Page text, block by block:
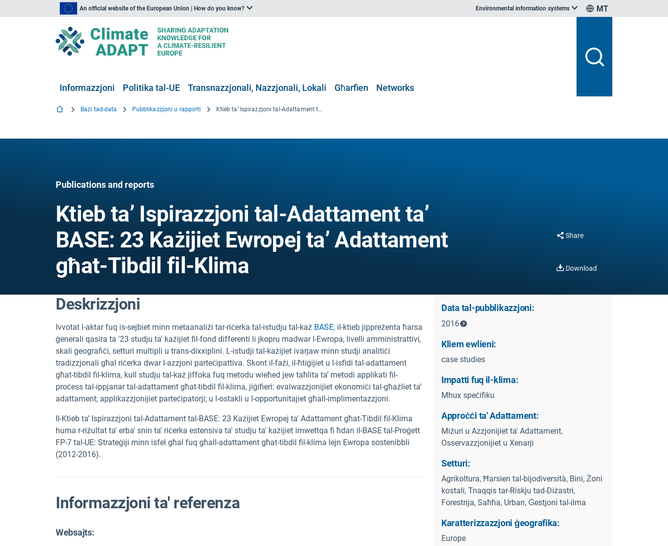
An official website of the European Union | How do you know? Environmental information systems MT
Informazzjoni Politika tal-UE Transnazzjonali, Nazzjonali, Lokali Għarfien Networks
Bażi tad-data Pubblikazzjoni u rapporti Ktieb ta’ Ispirazzjoni tal-Adattament ta’ BASE: 23 Każijiet Ewropej ta’ Adattament għat-Tibdil fil-Klima
Publications and reports
Ktieb ta’ Ispirazzjoni tal-Adattament ta’
BASE: 23 Każijiet Ewropej ta’ Adattament
għat-Tibdil fil-Klima
Share
Download
Deskrizzjoni
Ivvotat l-aktar fuq is-sejbiet minn metaanaliżi tar-riċerka tal-istudju tal-każ BASE, il-ktieb jippreżenta ħarsa
ġenerali qasira ta '23 studju ta' każijiet fil-fond differenti li jkopru madwar l-Ewropa, livelli amministrattivi,
skali ġeografiċi, setturi multipli u trans-dixxiplini. L-istudji tal-każijiet ivarjaw minn studji analitiċi
tradizzjonali għal riċerka dwar l-azzjoni parteċipattiva. Skont il-fażi, il-ħtiġijiet u l-isfidi tal-adattament
għat-tibdil fil-klima, kull studju tal-każ jiffoka fuq metodu wieħed jew taħlita ta’ metodi applikati fil-
proċess tal-ippjanar tal-adattament għat-tibdil fil-klima, jiġifieri: evalwazzjonijiet ekonomiċi tal-għażliet ta’
adattament; applikazzjonijiet parteċipatorji; u l-ostakli u l-opportunitajiet għall-implimentazzjoni.
Il-Ktieb ta’ Ispirazzjoni tal-Adattament tal-BASE: 23 Każijiet Ewropej ta' Adattament għat-Tibdil fil-Klima
huma r-riżultat ta' erba' snin ta' riċerka estensiva ta' studju ta' każijiet imwettqa fi ħdan il-BASE tal-Proġett
FP-7 tal-UE: Strateġiji minn isfel għal fuq għall-adattament għat-tibdil fil-klima lejn Ewropa sostenibbli
(2012-2016).
Informazzjoni ta' referenza
Websajts:
Data tal-pubblikazzjoni:
2016
Kliem ewlieni:
case studies
Impatti fuq il-klima:
Mhux speċifiku
Approċċi ta' Adattament:
Miżuri u Azzjonijiet ta' Adattament,
Osservazzjonijiet u Xenarji
Setturi:
Agrikoltura, Ħarsien tal-bijodiversità, Bini, Żoni
kostali, Tnaqqis tar-Riskju tad-Diżastri,
Forestrija, Saħħa, Urban, Ġestjoni tal-ilma
Karatterizzazzjoni ġeografika:
Europe